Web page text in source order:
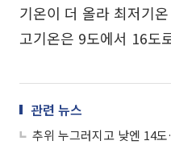
기온이 더 올라 최저기
고기온은 9도에서 16도
관련 뉴스
추위 누그러지고 낮엔 14